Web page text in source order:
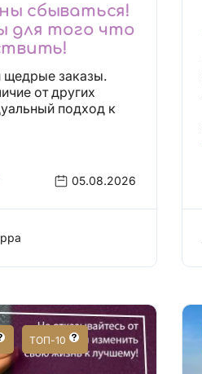
сбываться!
для того что
щедрые заказы.
от других
05.08.2026
ТОП-10